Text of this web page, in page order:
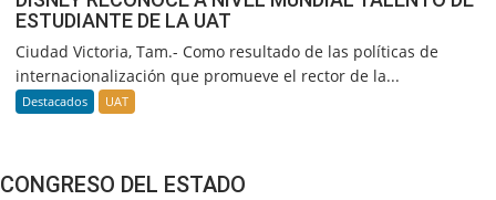
ESTUDIANTE DE LA UAT
Ciudad Victoria, Tam.- Como resultado de las políticas de
internacionalización que promueve el rector de la...
Destacados UAT
CONGRESO DEL ESTADO